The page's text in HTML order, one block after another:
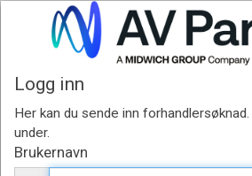
Logg inn
Brukernavn